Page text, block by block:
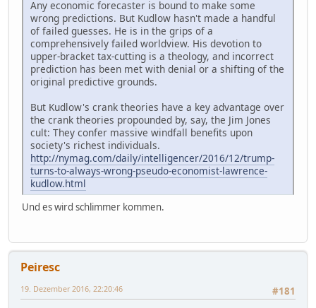
Any economic forecaster is bound to make some
wrong predictions. But Kudlow hasn't made a handful
of failed guesses. He is in the grips of a
comprehensively failed worldview. His devotion to
upper-bracket tax-cutting is a theology, and incorrect
prediction has been met with denial or a shifting of the
original predictive grounds.
But Kudlow's crank theories have a key advantage over
the crank theories propounded by, say, the Jim Jones
cult: They confer massive windfall benefits upon
society's richest individuals.
http://nymag.com/daily/intelligencer/2016/12/trump-
turns-to-always-wrong-pseudo-economist-lawrence-
kudlow.html
Und es wird schlimmer kommen.
Peiresc
#181
19. Dezember 2016, 22:20:46